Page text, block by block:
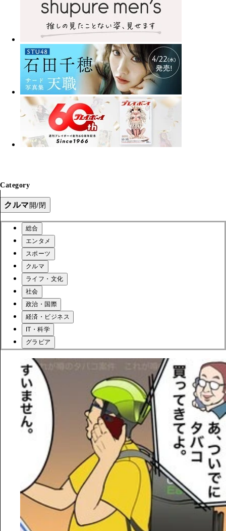
Category
クルマ開/閉
総合
エンタメ
スポーツ
クルマ
ライフ・文化
社会
政治・国際
経済・ビジネス
IT・科学
グラビア